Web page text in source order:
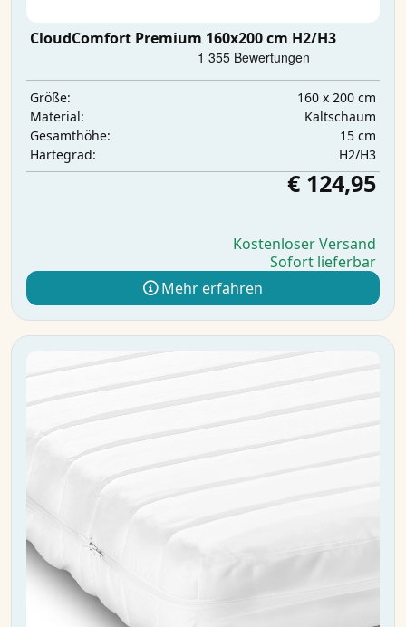
CloudComfort Premium 160x200 cm H2/H3
Größe:
160 x 200 cm
Material:
Kaltschaum
Gesamthöhe:
15 cm
Härtegrad:
H2/H3
€ 124,95
Kostenloser Versand
Sofort lieferbar
Mehr erfahren